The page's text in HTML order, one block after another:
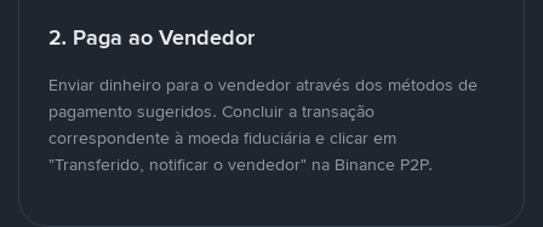
2. Paga ao Vendedor
Enviar dinheiro para o vendedor através dos métodos de
pagamento sugeridos. Concluir a transação
correspondente à moeda fiduciária e clicar em
"Transferido, notificar o vendedor" na Binance P2P.